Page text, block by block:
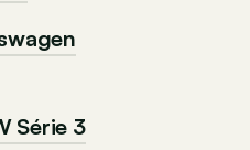
Série 3